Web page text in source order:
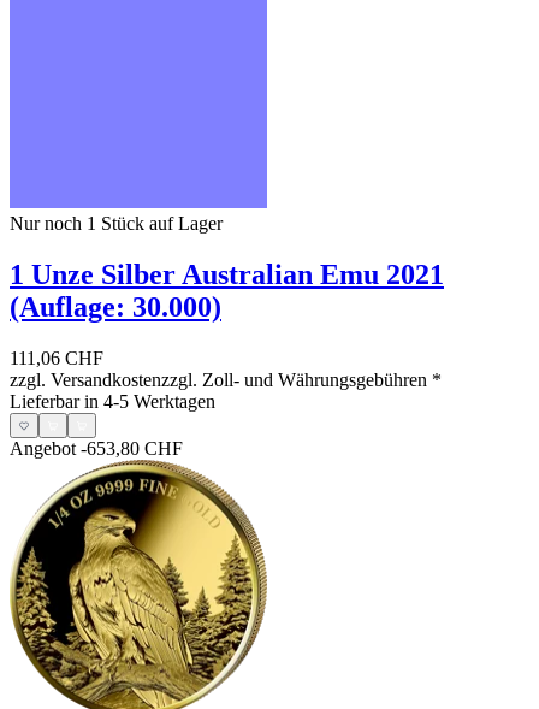
Nur noch 1 Stück auf Lager
1 Unze Silber Australian Emu 2021
(Auflage: 30.000)
111,06 CHF
zzgl. Versandkostenzzgl. Zoll- und Währungsgebühren *
Lieferbar in 4-5 Werktagen
Angebot -653,80 CHF